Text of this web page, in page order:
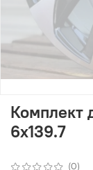
(0)
Комплект
6x139.7